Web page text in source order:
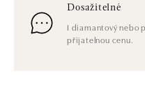
Dosažitelné
I diamantový nebo
přijatelnou cenu.